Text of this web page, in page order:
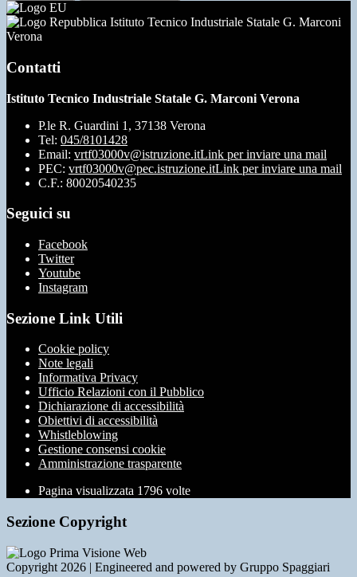
Istituto Tecnico Industriale Statale G. Marconi
Verona
Contatti
Istituto Tecnico Industriale Statale G. Marconi Verona
P.le R. Guardini 1, 37138 Verona
Tel: 045/8101428
Email: vrtf03000v@istruzione.itLink per inviare una mail
PEC: vrtf03000v@pec.istruzione.itLink per inviare una mail
C.F.: 80020540235
Seguici su
Facebook
Twitter
Youtube
Instagram
Sezione Link Utili
Cookie policy
Note legali
Informativa Privacy
Ufficio Relazioni con il Pubblico
Dichiarazione di accessibilità
Obiettivi di accessibilità
Whistleblowing
Gestione consensi cookie
Amministrazione trasparente
Pagina visualizzata 1796 volte
Sezione Copyright
Copyright 2026 | Engineered and powered by Gruppo Spaggiari